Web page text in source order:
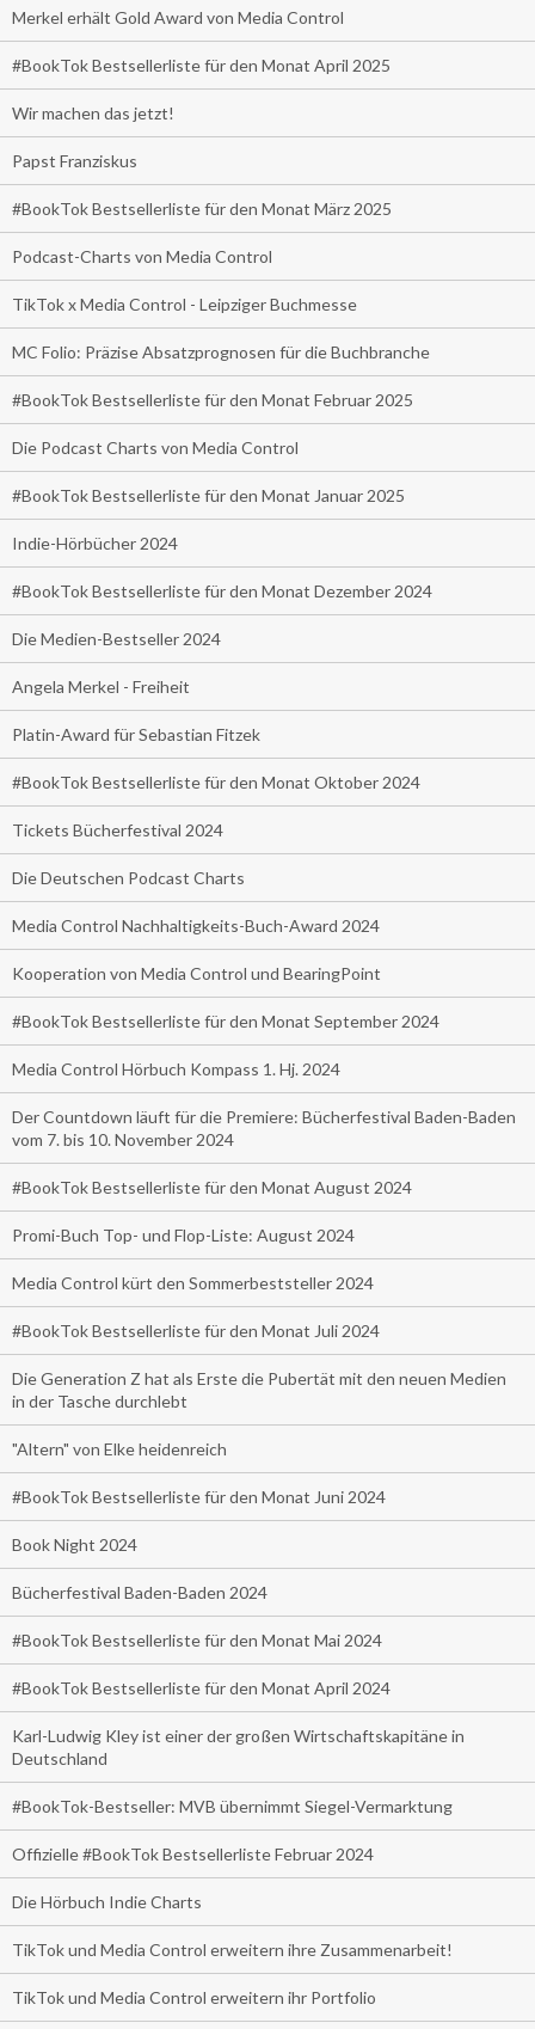
Merkel erhält Gold Award von Media Control
#BookTok Bestsellerliste für den Monat April 2025
Wir machen das jetzt!
Papst Franziskus
#BookTok Bestsellerliste für den Monat März 2025
Podcast-Charts von Media Control
TikTok x Media Control - Leipziger Buchmesse
MC Folio: Präzise Absatzprognosen für die Buchbranche
#BookTok Bestsellerliste für den Monat Februar 2025
Die Podcast Charts von Media Control
#BookTok Bestsellerliste für den Monat Januar 2025
Indie-Hörbücher 2024
#BookTok Bestsellerliste für den Monat Dezember 2024
Die Medien-Bestseller 2024
Angela Merkel - Freiheit
Platin-Award für Sebastian Fitzek
#BookTok Bestsellerliste für den Monat Oktober 2024
Tickets Bücherfestival 2024
Die Deutschen Podcast Charts
Media Control Nachhaltigkeits-Buch-Award 2024
Kooperation von Media Control und BearingPoint
#BookTok Bestsellerliste für den Monat September 2024
Media Control Hörbuch Kompass 1. Hj. 2024
Der Countdown läuft für die Premiere: Bücherfestival Baden-Baden
vom 7. bis 10. November 2024
#BookTok Bestsellerliste für den Monat August 2024
Promi-Buch Top- und Flop-Liste: August 2024
Media Control kürt den Sommerbeststeller 2024
#BookTok Bestsellerliste für den Monat Juli 2024
Die Generation Z hat als Erste die Pubertät mit den neuen Medien
in der Tasche durchlebt
"Altern" von Elke heidenreich
#BookTok Bestsellerliste für den Monat Juni 2024
Book Night 2024
Bücherfestival Baden-Baden 2024
#BookTok Bestsellerliste für den Monat Mai 2024
#BookTok Bestsellerliste für den Monat April 2024
Karl-Ludwig Kley ist einer der großen Wirtschaftskapitäne in
Deutschland
#BookTok-Bestseller: MVB übernimmt Siegel-Vermarktung
Offizielle #BookTok Bestsellerliste Februar 2024
Die Hörbuch Indie Charts
TikTok und Media Control erweitern ihre Zusammenarbeit!
TikTok und Media Control erweitern ihr Portfolio